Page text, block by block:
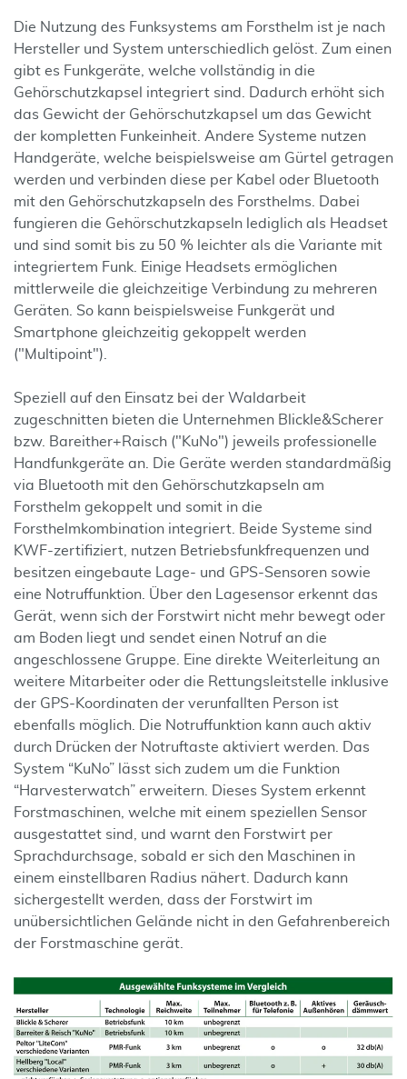
Die Nutzung des Funksystems am Forsthelm ist je nach
Hersteller und System unterschiedlich gelöst. Zum einen
gibt es Funkgeräte, welche vollständig in die
Gehörschutzkapsel integriert sind. Dadurch erhöht sich
das Gewicht der Gehörschutzkapsel um das Gewicht
der kompletten Funkeinheit. Andere Systeme nutzen
Handgeräte, welche beispielsweise am Gürtel getragen
werden und verbinden diese per Kabel oder Bluetooth
mit den Gehörschutzkapseln des Forsthelms. Dabei
fungieren die Gehörschutzkapseln lediglich als Headset
und sind somit bis zu 50 % leichter als die Variante mit
integriertem Funk. Einige Headsets ermöglichen
mittlerweile die gleichzeitige Verbindung zu mehreren
Geräten. So kann beispielsweise Funkgerät und
Smartphone gleichzeitig gekoppelt werden
("Multipoint").
Speziell auf den Einsatz bei der Waldarbeit
zugeschnitten bieten die Unternehmen Blickle&Scherer
bzw. Bareither+Raisch ("KuNo") jeweils professionelle
Handfunkgeräte an. Die Geräte werden standardmäßig
via Bluetooth mit den Gehörschutzkapseln am
Forsthelm gekoppelt und somit in die
Forsthelmkombination integriert. Beide Systeme sind
KWF-zertifiziert, nutzen Betriebsfunkfrequenzen und
besitzen eingebaute Lage- und GPS-Sensoren sowie
eine Notruffunktion. Über den Lagesensor erkennt das
Gerät, wenn sich der Forstwirt nicht mehr bewegt oder
am Boden liegt und sendet einen Notruf an die
angeschlossene Gruppe. Eine direkte Weiterleitung an
weitere Mitarbeiter oder die Rettungsleitstelle inklusive
der GPS-Koordinaten der verunfallten Person ist
ebenfalls möglich. Die Notruffunktion kann auch aktiv
durch Drücken der Notruftaste aktiviert werden. Das
System “KuNo” lässt sich zudem um die Funktion
“Harvesterwatch” erweitern. Dieses System erkennt
Forstmaschinen, welche mit einem speziellen Sensor
ausgestattet sind, und warnt den Forstwirt per
Sprachdurchsage, sobald er sich den Maschinen in
einem einstellbaren Radius nähert. Dadurch kann
sichergestellt werden, dass der Forstwirt im
unübersichtlichen Gelände nicht in den Gefahrenbereich
der Forstmaschine gerät.